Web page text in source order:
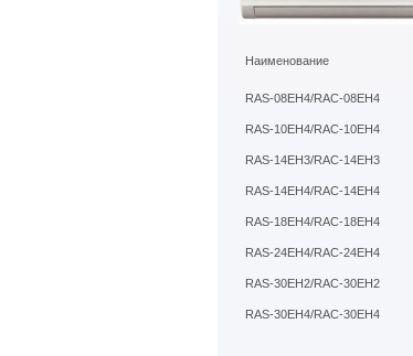
Наименование
RAS-08EH4/RAC-08EH4
RAS-10EH4/RAC-10EH4
RAS-14EH3/RAC-14EH3
RAS-14EH4/RAC-14EH4
RAS-18EH4/RAC-18EH4
RAS-24EH4/RAC-24EH4
RAS-30EH2/RAC-30EH2
RAS-30EH4/RAC-30EH4